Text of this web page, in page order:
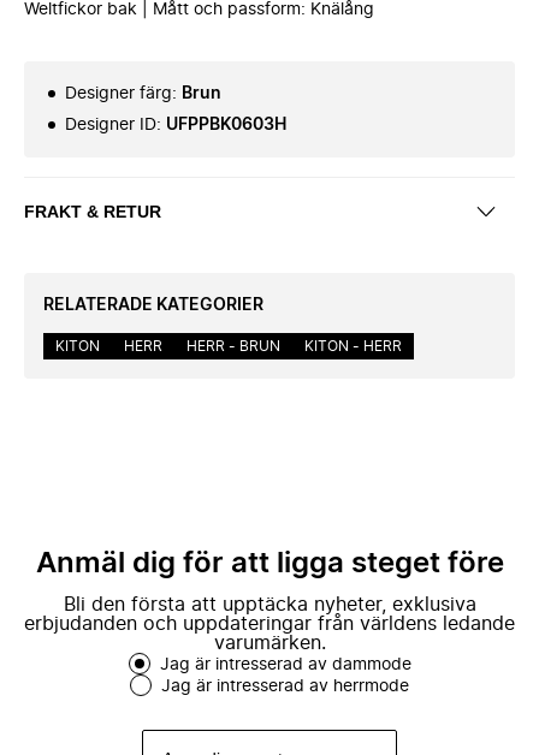
Weltfickor bak | Mått och passform: Knälång
Designer färg: Brun
Designer ID: UFPPBK0603H
FRAKT & RETUR
RELATERADE KATEGORIER
KITON HERR HERR - BRUN KITON - HERR
Anmäl dig för att ligga steget före
Bli den första att upptäcka nyheter, exklusiva
erbjudanden och uppdateringar från världens ledande
varumärken.
Jag är intresserad av dammode
Jag är intresserad av herrmode